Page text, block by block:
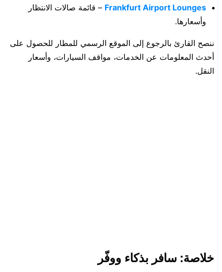
Frankfurt Airport Lounges – قائمة صالات الانتظار
وأسعارها.
ننصح القارئ بالرجوع إلى الموقع الرسمي للمطار للحصول على
أحدث المعلومات عن الخدمات، مواقف السيارات، وأسعار
النقل.
خلاصة: سافر بذكاء ووفّر